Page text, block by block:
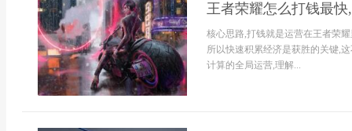
王者荣耀怎么打钱最
核心思路,打钱就是运营在王者荣
所以快速积累经济是获胜的关键,
计算的全局运营,理解...